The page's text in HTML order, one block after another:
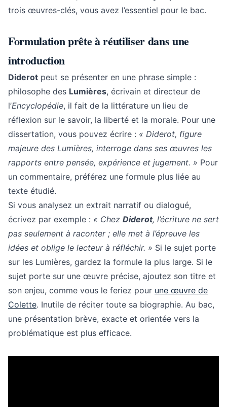
trois œuvres-clés, vous avez l’essentiel pour le bac.
Formulation prête à réutiliser dans une
introduction
Diderot peut se présenter en une phrase simple :
philosophe des Lumières, écrivain et directeur de
l’Encyclopédie, il fait de la littérature un lieu de
réflexion sur le savoir, la liberté et la morale. Pour une
dissertation, vous pouvez écrire : « Diderot, figure
majeure des Lumières, interroge dans ses œuvres les
rapports entre pensée, expérience et jugement. » Pour
un commentaire, préférez une formule plus liée au
texte étudié.
Si vous analysez un extrait narratif ou dialogué,
écrivez par exemple : « Chez Diderot, l’écriture ne sert
pas seulement à raconter ; elle met à l’épreuve les
idées et oblige le lecteur à réfléchir. » Si le sujet porte
sur les Lumières, gardez la formule la plus large. Si le
sujet porte sur une œuvre précise, ajoutez son titre et
son enjeu, comme vous le feriez pour une œuvre de
Colette. Inutile de réciter toute sa biographie. Au bac,
une présentation brève, exacte et orientée vers la
problématique est plus efficace.